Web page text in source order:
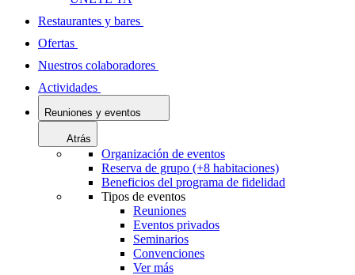
Restaurantes y bares
Ofertas
Nuestros colaboradores
Actividades
Reuniones y eventos
Atrás
Organización de eventos
Reserva de grupo (+8 habitaciones)
Beneficios del programa de fidelidad
Tipos de eventos
Reuniones
Eventos privados
Seminarios
Convenciones
Ver más